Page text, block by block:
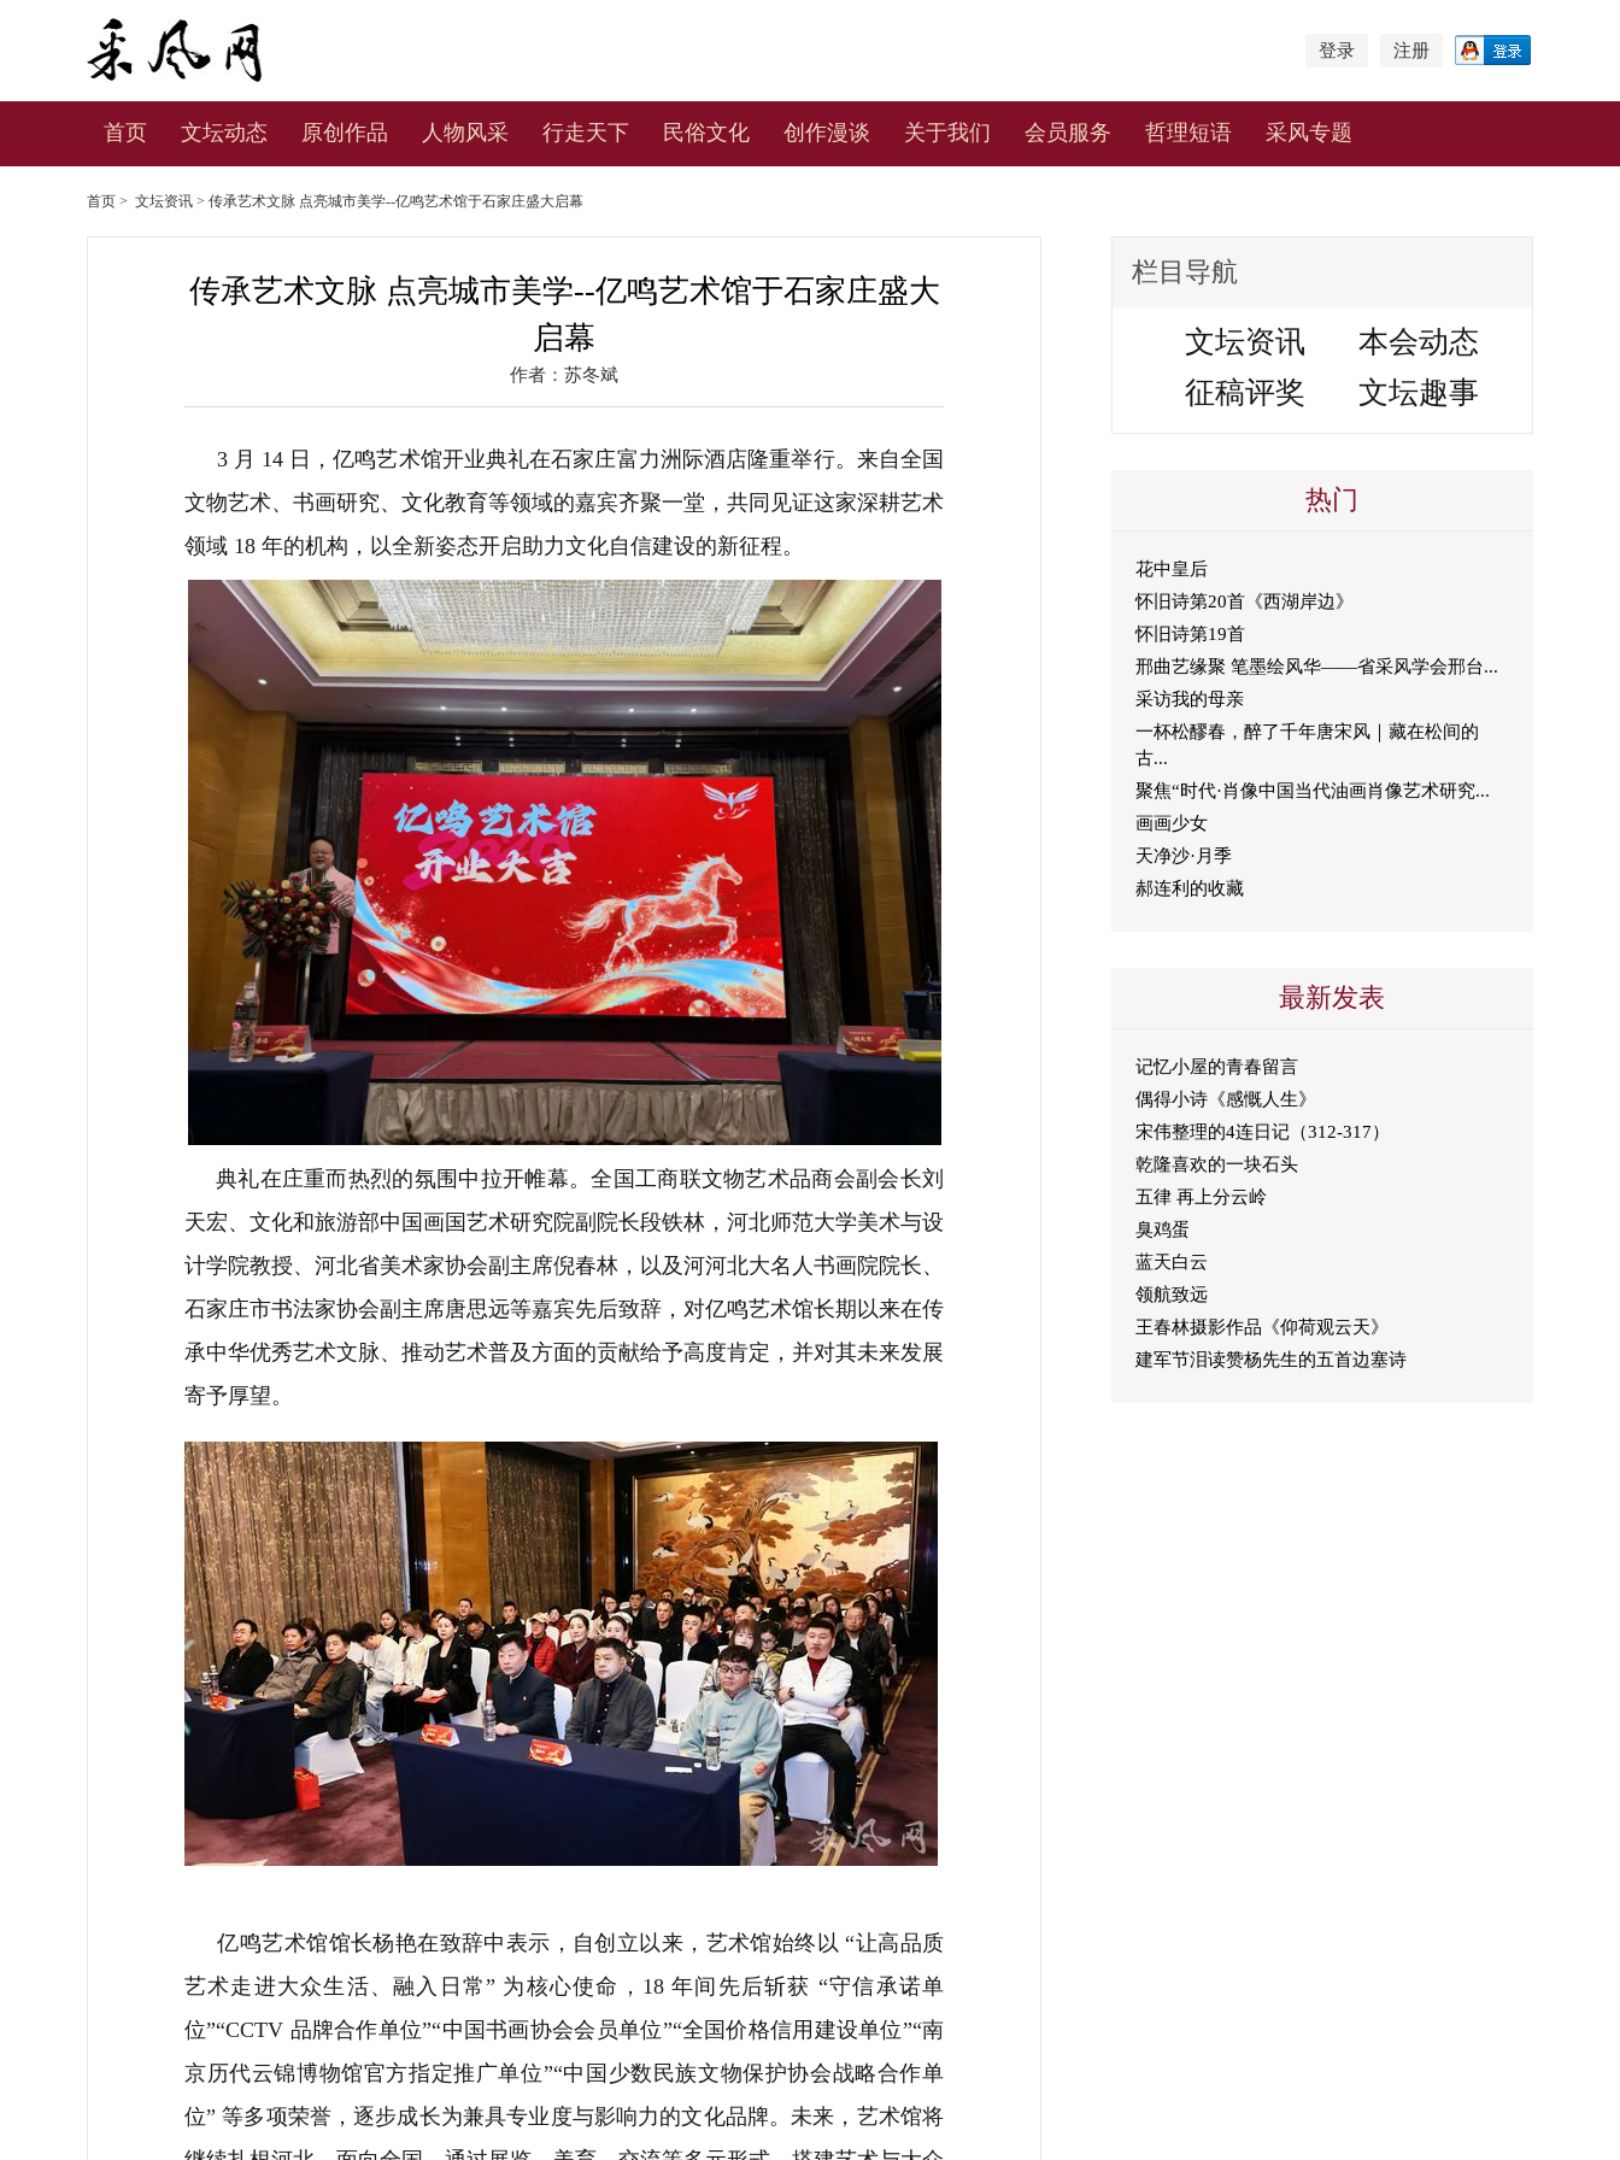
注册
登录
首页 文坛动态 原创作品 人物风采 行走天下 民俗文化 创作漫谈 关于我们 会员服务 哲理短语 采风专题
首页 > 文坛资讯 > 传承艺术文脉 点亮城市美学--亿鸣艺术馆于石家庄盛大启幕
传承艺术文脉 点亮城市美学--亿鸣艺术馆于石家庄盛大
启幕
作者：苏冬斌
3 月 14 日，亿鸣艺术馆开业典礼在石家庄富力洲际酒店隆重举行。来自全国
文物艺术、书画研究、文化教育等领域的嘉宾齐聚一堂，共同见证这家深耕艺术
领域 18 年的机构，以全新姿态开启助力文化自信建设的新征程。
典礼在庄重而热烈的氛围中拉开帷幕。全国工商联文物艺术品商会副会长刘
天宏、文化和旅游部中国画国艺术研究院副院长段铁林，河北师范大学美术与设
计学院教授、河北省美术家协会副主席倪春林，以及河河北大名人书画院院长、
石家庄市书法家协会副主席唐思远等嘉宾先后致辞，对亿鸣艺术馆长期以来在传
承中华优秀艺术文脉、推动艺术普及方面的贡献给予高度肯定，并对其未来发展
寄予厚望。
亿鸣艺术馆馆长杨艳在致辞中表示，自创立以来，艺术馆始终以 “让高品质
艺术走进大众生活、融入日常” 为核心使命，18 年间先后斩获 “守信承诺单
位”“CCTV 品牌合作单位”“中国书画协会会员单位”“全国价格信用建设单位”“南
京历代云锦博物馆官方指定推广单位”“中国少数民族文物保护协会战略合作单
位” 等多项荣誉，逐步成长为兼具专业度与影响力的文化品牌。未来，艺术馆将
栏目导航
文坛资讯
本会动态
征稿评奖
文坛趣事
热门
花中皇后
怀旧诗第20首《西湖岸边》
怀旧诗第19首
邢曲艺缘聚 笔墨绘风华——省采风学会邢台...
采访我的母亲
一杯松醪春，醉了千年唐宋风｜藏在松间的
古...
聚焦“时代·肖像中国当代油画肖像艺术研究...
画画少女
天净沙·月季
郝连利的收藏
最新发表
记忆小屋的青春留言
偶得小诗《感慨人生》
宋伟整理的4连日记（312-317）
乾隆喜欢的一块石头
五律 再上分云岭
臭鸡蛋
蓝天白云
领航致远
王春林摄影作品《仰荷观云天》
建军节泪读赞杨先生的五首边塞诗